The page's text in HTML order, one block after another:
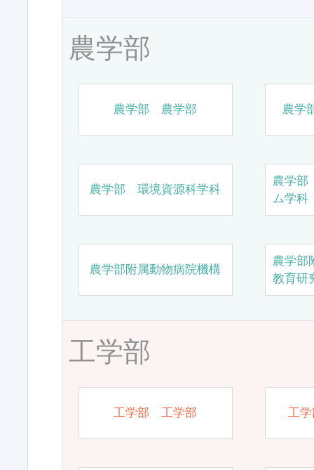
農学部
農学部 農学部 農学
農学部 環境資源科学科
農学
ム学科
農学部附属動物病院機構
農学部
教育研
工学部
工学部 工学部 工